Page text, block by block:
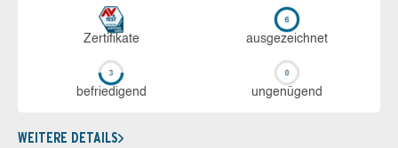
Zerti­fikate aus­ge­zeich­net
be­frie­di­gend un­ge­nü­gend
WEITERE DETAILS